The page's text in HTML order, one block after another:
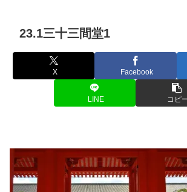
23.1三十三間堂1
X Facebook
LINE コピ